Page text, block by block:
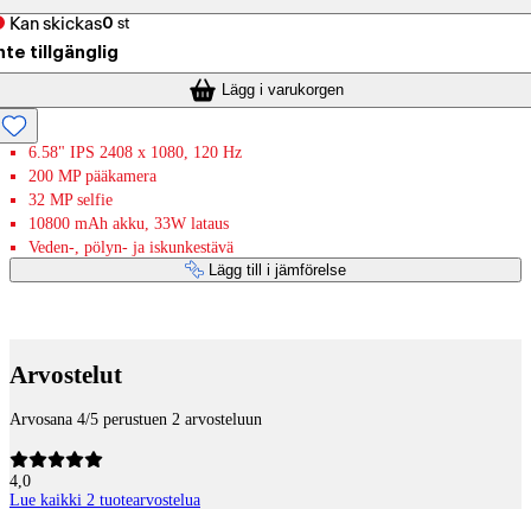
Kan skickas0 st
tillgänglig
Lägg i varukorgen
6.58" IPS 2408 x 1080, 120 Hz
200 MP pääkamera
32 MP selfie
10800 mAh akku, 33W lataus
Veden-, pölyn- ja iskunkestävä
Lägg till i jämförelse
Arvostelut
Arvosana 4/5 perustuen 2 arvosteluun
4,0
Lue kaikki 2 tuotearvostelua